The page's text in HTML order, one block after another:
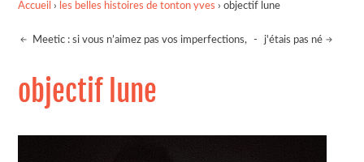
Accueil › les belles histoires de tonton yves ›objectif lune
Meetic : si vous n’aimez pas vos imperfections, - j'étais pas né
objectif lune